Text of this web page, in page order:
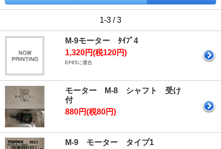
1-3 / 3
M-9モーター ﾀｲﾌﾟ4
1,320円(税120円)
EF65に適合
モーター M-8 シャフト 受け
付
880円(税80円)
M-9 モーター タイプ1